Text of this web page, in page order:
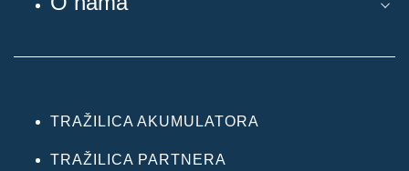
TRAŽILICA AKUMULATORA
TRAŽILICA PARTNERA